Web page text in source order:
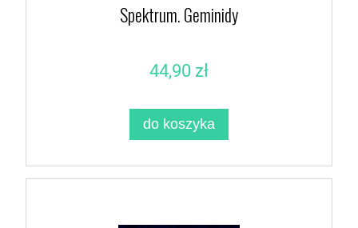
Spektrum. Geminidy
44,90 zł
do koszyka